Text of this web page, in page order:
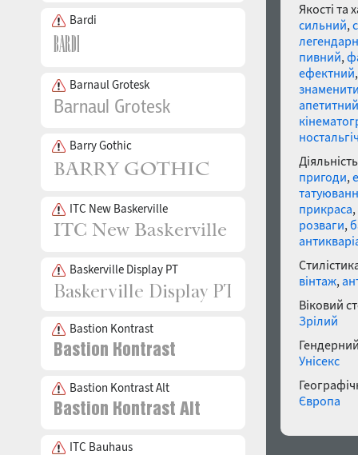
Bardi
Barnaul Grotesk
Barry Gothic
ITC New Baskerville
Baskerville Display PT
Bastion Kontrast
Bastion Kontrast Alt
ITC Bauhaus
Якості та
сильний,
пивний,
ефектний
апетитний
пригоди,
прикраса,
розваги,
вінтаж,
Віковий
Зрілий
Унісекс
Європа